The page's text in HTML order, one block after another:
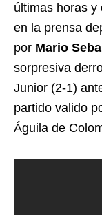
últimas horas y
en la prensa
por Mario
sorpresiva
Junior (2-1)
partido valido
Águila de